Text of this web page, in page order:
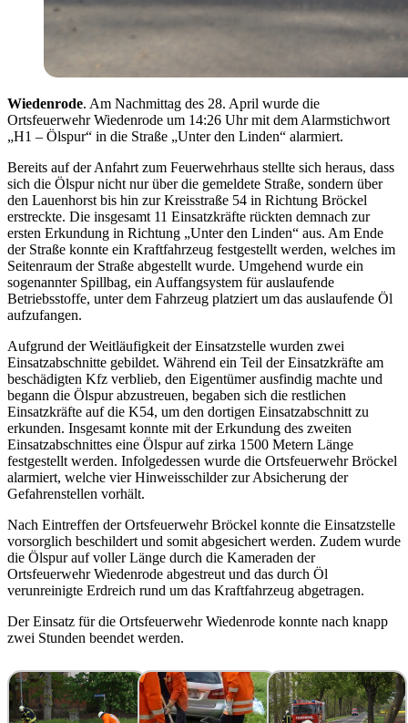
Wiedenrode. Am Nachmittag des 28. April wurde die
Ortsfeuerwehr Wiedenrode um 14:26 Uhr mit dem Alarmstichwort
„H1 – Ölspur“ in die Straße „Unter den Linden“ alarmiert.
Bereits auf der Anfahrt zum Feuerwehrhaus stellte sich heraus, dass
sich die Ölspur nicht nur über die gemeldete Straße, sondern über
den Lauenhorst bis hin zur Kreisstraße 54 in Richtung Bröckel
erstreckte. Die insgesamt 11 Einsatzkräfte rückten demnach zur
ersten Erkundung in Richtung „Unter den Linden“ aus. Am Ende
der Straße konnte ein Kraftfahrzeug festgestellt werden, welches im
Seitenraum der Straße abgestellt wurde. Umgehend wurde ein
sogenannter Spillbag, ein Auffangsystem für auslaufende
Betriebsstoffe, unter dem Fahrzeug platziert um das auslaufende Öl
aufzufangen.
Aufgrund der Weitläufigkeit der Einsatzstelle wurden zwei
Einsatzabschnitte gebildet. Während ein Teil der Einsatzkräfte am
beschädigten Kfz verblieb, den Eigentümer ausfindig machte und
begann die Ölspur abzustreuen, begaben sich die restlichen
Einsatzkräfte auf die K54, um den dortigen Einsatzabschnitt zu
erkunden. Insgesamt konnte mit der Erkundung des zweiten
Einsatzabschnittes eine Ölspur auf zirka 1500 Metern Länge
festgestellt werden. Infolgedessen wurde die Ortsfeuerwehr Bröckel
alarmiert, welche vier Hinweisschilder zur Absicherung der
Gefahrenstellen vorhält.
Nach Eintreffen der Ortsfeuerwehr Bröckel konnte die Einsatzstelle
vorsorglich beschildert und somit abgesichert werden. Zudem wurde
die Ölspur auf voller Länge durch die Kameraden der
Ortsfeuerwehr Wiedenrode abgestreut und das durch Öl
verunreinigte Erdreich rund um das Kraftfahrzeug abgetragen.
Der Einsatz für die Ortsfeuerwehr Wiedenrode konnte nach knapp
zwei Stunden beendet werden.